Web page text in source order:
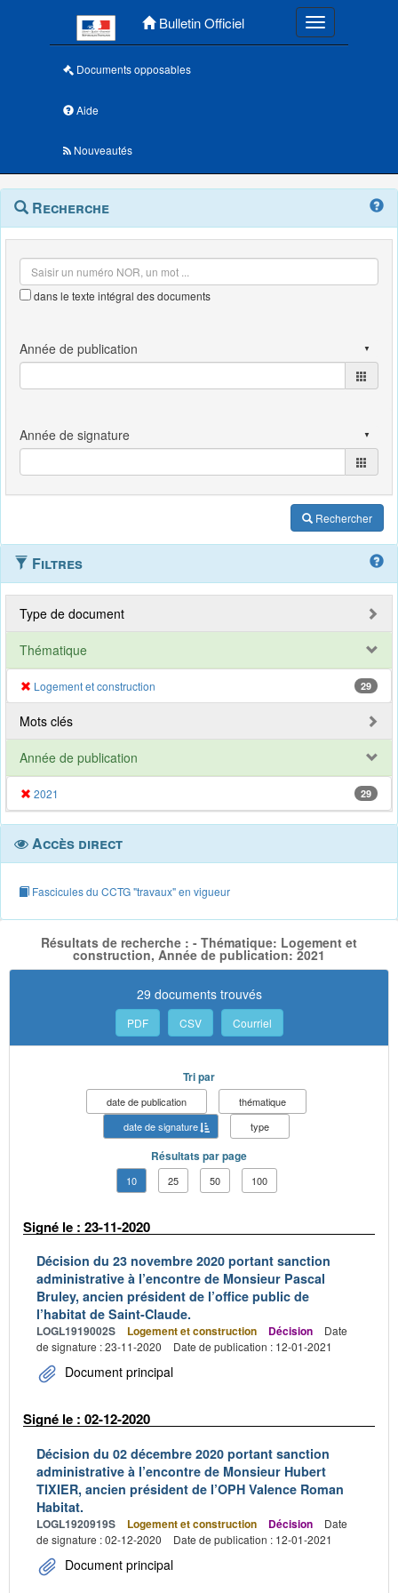
Bulletin Officiel Toggle
Documents opposables
Aide
Nouveautés
Navigation
outils
Menu
contextuel
Recherche
dans le texte intégral des documents
Rechercher
Filtres
Type de document
Thématique
Logement et construction 29
Mots clés
Année de publication
2021 29
Accès direct
Fascicules du CCTG "travaux" en vigueur
Résultats de recherche : - Thématique: Logement et
construction, Année de publication: 2021
29 documents trouvés
PDF CSV Courriel
Tri par
date de publication
thématique
date de signature
type
Résultats par page
10 25 50 100
Signé le : 23-11-2020
Décision du 23 novembre 2020 portant sanction
administrative à l’encontre de Monsieur Pascal
Bruley, ancien président de l’office public de
l’habitat de Saint-Claude.
LOGL1919002S Logement et construction Décision
Date
de signature : 23-11-2020
Date de publication : 12-01-2021
Document principal
Signé le : 02-12-2020
Décision du 02 décembre 2020 portant sanction
administrative à l’encontre de Monsieur Hubert
TIXIER, ancien président de l’OPH Valence Roman
Habitat.
LOGL1920919S Logement et construction Décision
Date
de signature : 02-12-2020
Date de publication : 12-01-2021
Document principal